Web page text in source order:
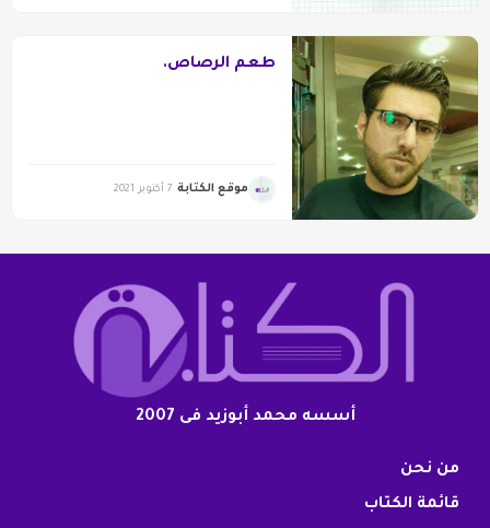
طعم الرصاص.
موقع الكتابة 7 أكتوبر 2021
أسسه محمد أبوزيد فى 2007
من نحن
قائمة الكتاب